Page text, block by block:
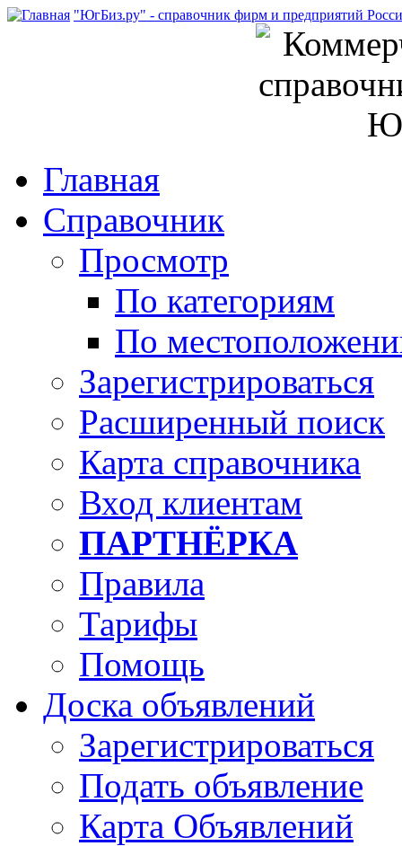
"ЮгБиз.ру" - справочник фирм и предприятий
Главная
Справочник
Просмотр
По категориям
По
Зарегистрироваться
Расширенный поиск
Карта справочника
Вход клиентам
ПАРТНЁРКА
Правила
Тарифы
Помощь
Доска объявлений
Зарегистрироваться
Подать объявление
Карта Объявлений